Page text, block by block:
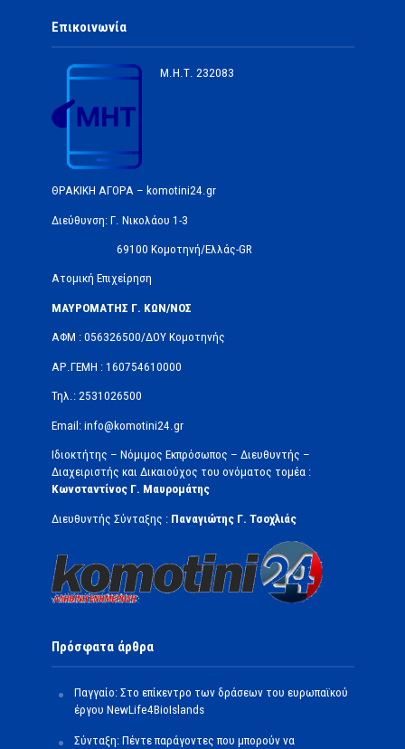
Επικοινωνία
Μ.Η.Τ. 232083
ΘΡΑΚΙΚΗ ΑΓΟΡΑ – komotini24.gr
Διεύθυνση: Γ. Νικολάου 1-3
69100 Κομοτηνή/Ελλάς-GR
Ατομική Επιχείρηση
ΜΑΥΡΟΜΑΤΗΣ Γ. ΚΩΝ/ΝΟΣ
ΑΦΜ : 056326500/ΔOΥ Κομοτηνής
ΑΡ.ΓΕΜΗ : 160754610000
Τηλ.: 2531026500
Email: info@komotini24.gr
Ιδιοκτήτης – Νόμιμος Εκπρόσωπος – Διευθυντής –
Διαχειριστής και Δικαιούχος του ονόματος τομέα :
Κωνσταντίνος Γ. Μαυρομάτης
Διευθυντής Σύνταξης : Παναγιώτης Γ. Τσοχλιάς
Πρόσφατα άρθρα
Παγγαίο: Στο επίκεντρο των δράσεων του ευρωπαϊκού
έργου NewLife4BioIslands
Σύνταξη: Πέντε παράγοντες που μπορούν να